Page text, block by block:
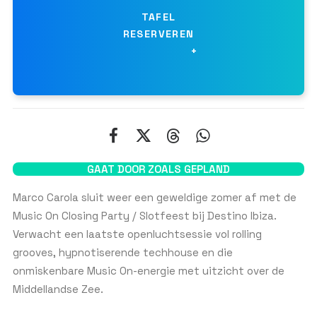
GAAT DOOR ZOALS GEPLAND
Marco Carola sluit weer een geweldige zomer af met de
Music On Closing Party / Slotfeest bij Destino Ibiza.
Verwacht een laatste openluchtsessie vol rolling
grooves, hypnotiserende techhouse en die
onmiskenbare Music On-energie met uitzicht over de
Middellandse Zee.
TAFEL
RESERVEREN
NAAM*
EMAIL*